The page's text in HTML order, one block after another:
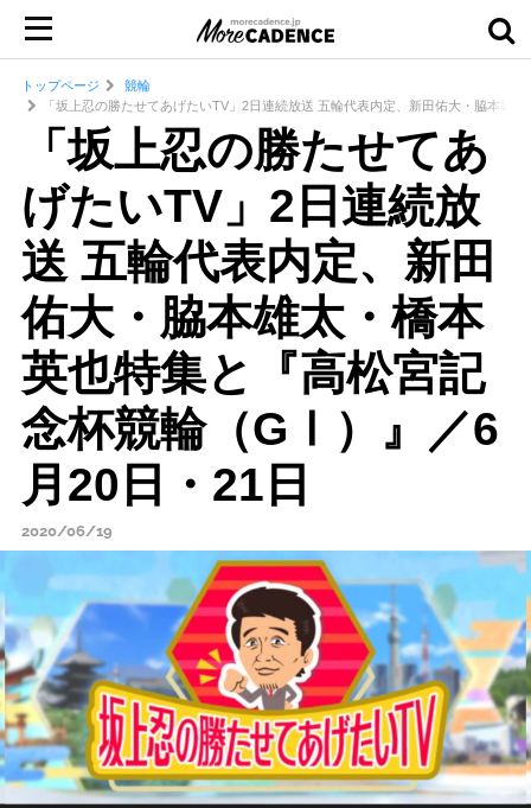
トップページ
競輪
「坂上忍の勝たせてあげたいTV」2日連続放送 五輪代表内定、新田佑大・脇本雄
「坂上忍の勝たせてあ
げたいTV」2日連続放
送 五輪代表内定、新田
佑大・脇本雄太・橋本
英也特集と『高松宮記
念杯競輪（GⅠ）』／6
月20日・21日
2020/06/19